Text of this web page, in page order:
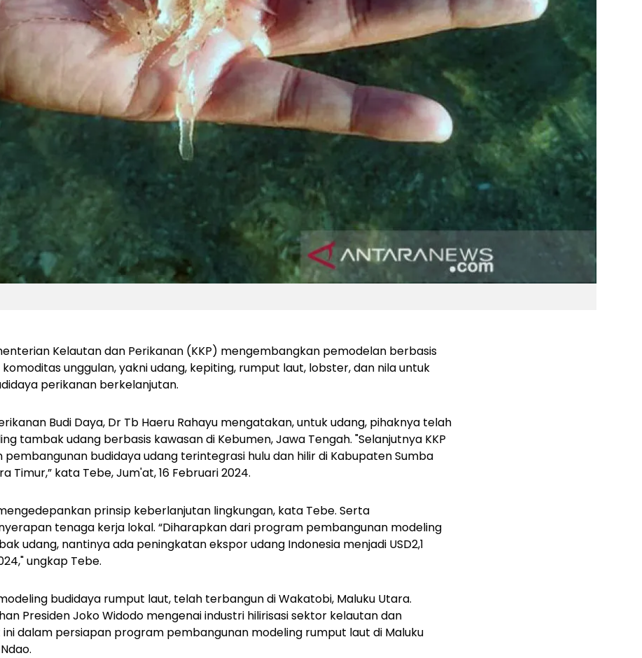
Kelautan dan Perikanan (KKP) mengembangkan pemodelan berbasis
unggulan, yakni udang, kepiting, rumput laut, lobster, dan nila untuk
perikanan berkelanjutan.
Budi Daya, Dr Tb Haeru Rahayu mengatakan, untuk udang, pihaknya telah
tambak udang berbasis kawasan di Kebumen, Jawa Tengah. "Selanjutnya KKP
pembangunan budidaya udang terintegrasi hulu dan hilir di Kabupaten Sumba
Timur,” kata Tebe, Jum'at, 16 Februari 2024.
prinsip keberlanjutan lingkungan, kata Tebe. Serta
tenaga kerja lokal. “Diharapkan dari program pembangunan modeling
udang, nantinya ada peningkatan ekspor udang Indonesia menjadi USD2,1
ungkap Tebe.
budidaya rumput laut, telah terbangun di Wakatobi, Maluku Utara.
Presiden Joko Widodo mengenai industri hilirisasi sektor kelautan dan
ini dalam persiapan program pembangunan modeling rumput laut di Maluku